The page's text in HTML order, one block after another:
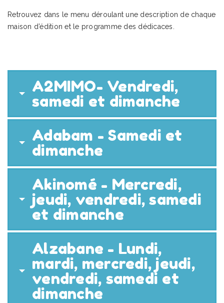
Retrouvez dans le menu déroulant une description de chaque
maison d’édition et le programme des dédicaces.
A2MIMO- Vendredi,
samedi et dimanche
Adabam - Samedi et
dimanche
Akinomé - Mercredi,
jeudi, vendredi, samedi
et dimanche
Alzabane - Lundi,
mardi, mercredi, jeudi,
vendredi, samedi et
dimanche